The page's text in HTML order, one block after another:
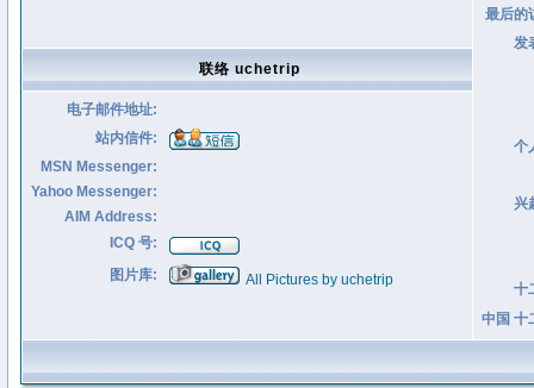
最后的
发
个
兴
十
中国 十
联络 uchetrip
电子邮件地址:
站内信件:
MSN Messenger:
Yahoo Messenger:
AIM Address:
ICQ 号:
图片库:
All Pictures by uchetrip